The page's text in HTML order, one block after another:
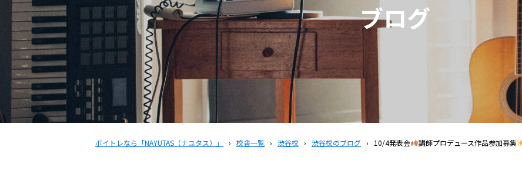
ブログ
ボイトレなら「NAYUTAS（ナユタス）」 › 校舎一覧 › 渋谷校 › 渋谷校のブログ › 10/4発表会 講師プロデュース作品参加募集